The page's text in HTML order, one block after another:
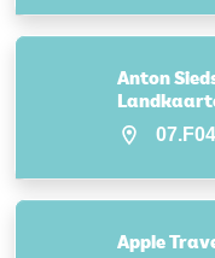
Anton
Apple